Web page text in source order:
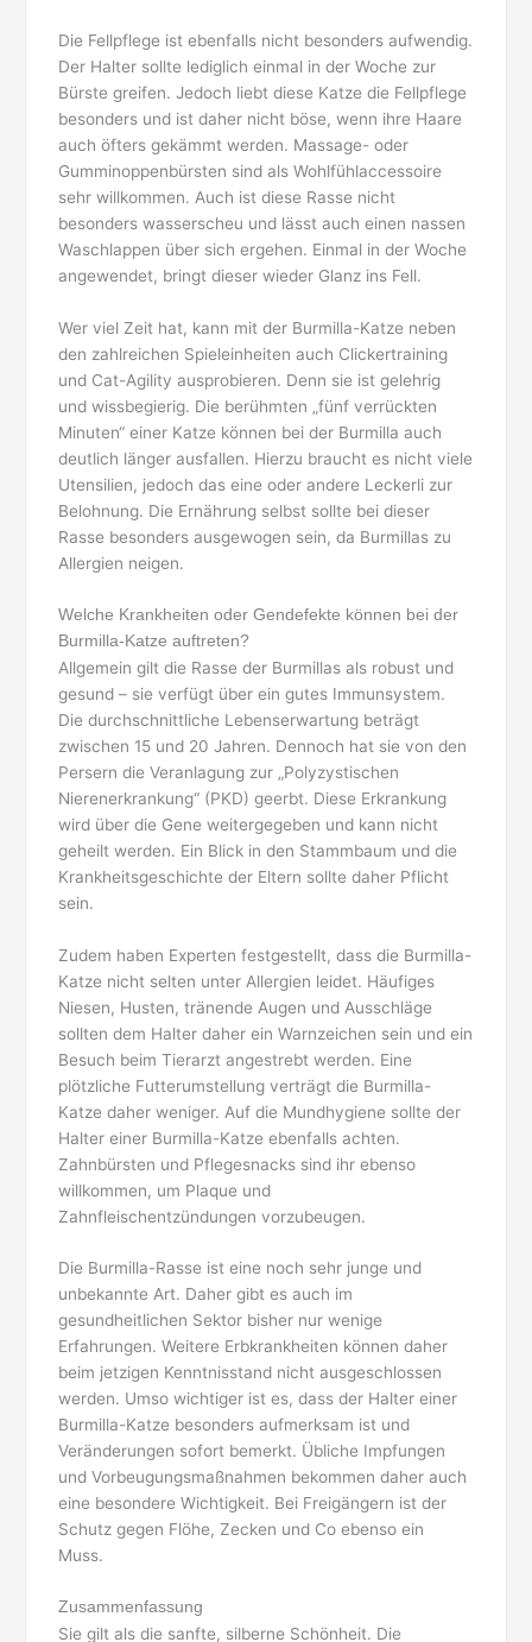
Die Fellpflege ist ebenfalls nicht besonders aufwendig.
Der Halter sollte lediglich einmal in der Woche zur
Bürste greifen. Jedoch liebt diese Katze die Fellpflege
besonders und ist daher nicht böse, wenn ihre Haare
auch öfters gekämmt werden. Massage- oder
Gumminoppenbürsten sind als Wohlfühlaccessoire
sehr willkommen. Auch ist diese Rasse nicht
besonders wasserscheu und lässt auch einen nassen
Waschlappen über sich ergehen. Einmal in der Woche
angewendet, bringt dieser wieder Glanz ins Fell.
Wer viel Zeit hat, kann mit der Burmilla-Katze neben
den zahlreichen Spieleinheiten auch Clickertraining
und Cat-Agility ausprobieren. Denn sie ist gelehrig
und wissbegierig. Die berühmten „fünf verrückten
Minuten“ einer Katze können bei der Burmilla auch
deutlich länger ausfallen. Hierzu braucht es nicht viele
Utensilien, jedoch das eine oder andere Leckerli zur
Belohnung. Die Ernährung selbst sollte bei dieser
Rasse besonders ausgewogen sein, da Burmillas zu
Allergien neigen.
Welche Krankheiten oder Gendefekte können bei der
Burmilla-Katze auftreten?
Allgemein gilt die Rasse der Burmillas als robust und
gesund – sie verfügt über ein gutes Immunsystem.
Die durchschnittliche Lebenserwartung beträgt
zwischen 15 und 20 Jahren. Dennoch hat sie von den
Persern die Veranlagung zur „Polyzystischen
Nierenerkrankung“ (PKD) geerbt. Diese Erkrankung
wird über die Gene weitergegeben und kann nicht
geheilt werden. Ein Blick in den Stammbaum und die
Krankheitsgeschichte der Eltern sollte daher Pflicht
sein.
Zudem haben Experten festgestellt, dass die Burmilla-
Katze nicht selten unter Allergien leidet. Häufiges
Niesen, Husten, tränende Augen und Ausschläge
sollten dem Halter daher ein Warnzeichen sein und ein
Besuch beim Tierarzt angestrebt werden. Eine
plötzliche Futterumstellung verträgt die Burmilla-
Katze daher weniger. Auf die Mundhygiene sollte der
Halter einer Burmilla-Katze ebenfalls achten.
Zahnbürsten und Pflegesnacks sind ihr ebenso
willkommen, um Plaque und
Zahnfleischentzündungen vorzubeugen.
Die Burmilla-Rasse ist eine noch sehr junge und
unbekannte Art. Daher gibt es auch im
gesundheitlichen Sektor bisher nur wenige
Erfahrungen. Weitere Erbkrankheiten können daher
beim jetzigen Kenntnisstand nicht ausgeschlossen
werden. Umso wichtiger ist es, dass der Halter einer
Burmilla-Katze besonders aufmerksam ist und
Veränderungen sofort bemerkt. Übliche Impfungen
und Vorbeugungsmaßnahmen bekommen daher auch
eine besondere Wichtigkeit. Bei Freigängern ist der
Schutz gegen Flöhe, Zecken und Co ebenso ein
Muss.
Zusammenfassung
Sie gilt als die sanfte, silberne Schönheit. Die